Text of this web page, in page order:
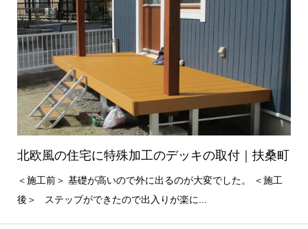
北欧風の住宅に特殊加工のデッキの取付｜扶桑町
＜施工前＞ 基礎が高いので外に出るのが大変でした。 ＜施工
後＞ ステップができたので出入りが楽に...